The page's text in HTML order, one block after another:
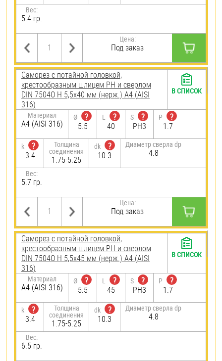
Вес:
5.4 гр.
Цена:
Под заказ
Саморез с потайной головкой,
крестообразным шлицем PH и сверлом
DIN 7504O H 5,5х40 мм (нерж.) A4 (AISI
316)
Материал
A4 (AISI 316)
Ø
?
5.5
L
?
40
S
?
PH3
P
?
1.7
k
?
3.4
Толщина
соединения
1.75-5.25
dk
?
10.3
Диаметр сверла dp
4.8
Вес:
5.7 гр.
Цена:
Под заказ
В СПИСОК
Саморез с потайной головкой,
крестообразным шлицем PH и сверлом
DIN 7504O H 5,5х45 мм (нерж.) A4 (AISI
316)
Материал
A4 (AISI 316)
Ø
?
5.5
L
?
45
S
?
PH3
P
?
1.7
k
?
3.4
Толщина
соединения
1.75-5.25
dk
?
10.3
Диаметр сверла dp
4.8
Вес:
6.5 гр.
В СПИСОК